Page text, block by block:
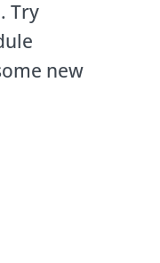
Try
new